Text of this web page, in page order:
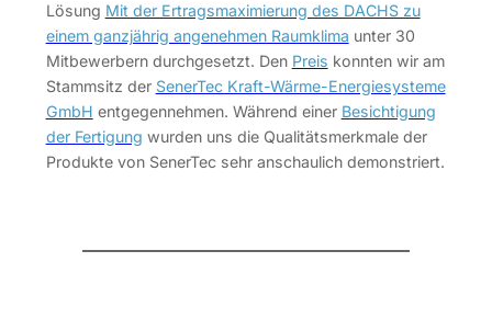
Lösung Mit der Ertragsmaximierung des DACHS zu
einem ganzjährig angenehmen Raumklima unter 30
Mitbewerbern durchgesetzt. Den Preis konnten wir am
Stammsitz der SenerTec Kraft-Wärme-Energiesysteme
GmbH entgegennehmen. Während einer Besichtigung
der Fertigung wurden uns die Qualitätsmerkmale der
Produkte von SenerTec sehr anschaulich demonstriert.